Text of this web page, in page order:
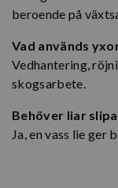
beroende på
Vad används
Vedhantering,
skogsarbete.
Behöver liar
Ja, en vass lie